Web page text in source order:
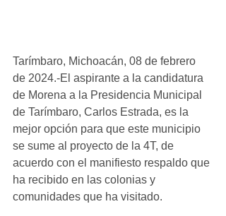
Tarímbaro, Michoacán, 08 de febrero
de 2024.-El aspirante a la candidatura
de Morena a la Presidencia Municipal
de Tarímbaro, Carlos Estrada, es la
mejor opción para que este municipio
se sume al proyecto de la 4T, de
acuerdo con el manifiesto respaldo que
ha recibido en las colonias y
comunidades que ha visitado.